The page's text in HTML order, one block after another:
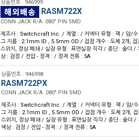
상품번호 : 946999
RASM722X
CONN JACK R/A .080" PIN SMD
제조사 : Switchcraft Inc. / 계열 : / 커넥터 유형 : 잭 / 암/수
그 지름 : 2.1mm ID , 5.5mm OD / 접점 개수 : 도체 2개, 접
스위치, 정상 폐쇄 / 실장 유형 : 표면실장 직각 / 종단 : 솔더
상 : 검정 / 전압 - 정격 : / 정격 전류 : 5A
상품번호 : 946998
RASM722PX
CONN JACK R/A .080" PIN SMD
제조사 : Switchcraft Inc. / 계열 : / 커넥터 유형 : 잭 / 암/수
그 지름 : 2.1mm ID , 5.5mm OD / 접점 개수 : 도체 2개, 접
스위치, 정상 폐쇄 / 실장 유형 : 표면실장 직각 / 종단 : 솔더
색상 : 검정 / 전압 - 정격 : / 정격 전류 : 5A